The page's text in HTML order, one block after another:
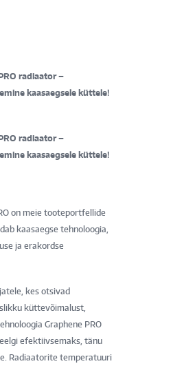
radiaator –
kaasaegsele küttele!
radiaator –
kaasaegsele küttele!
on meie tooteportfellide
kaasaegse tehnoloogia,
ja erakordse
kes otsivad
küttevõimalust,
Graphene PRO
efektiivsemaks, tänu
Radiaatorite temperatuuri